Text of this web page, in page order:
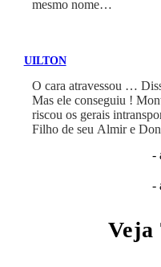
mesmo nome…
UILTON
O cara atravessou …
Mas ele conseguiu !
riscou os gerais
Filho de seu Almir e
-
-
Veja